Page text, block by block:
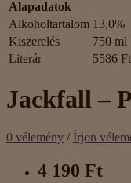
Alapadatok
Alkoholtartalom 13,0%
Kiszerelés
750 ml
Literár
5586 Ft
Jackfall –
0 vélemény / Írjon
4 190 Ft